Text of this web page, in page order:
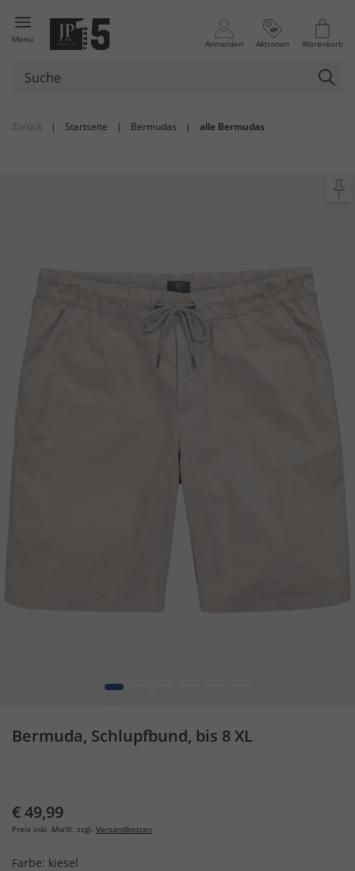
Menü Anmelden Aktionen Warenkorb
Zurück | Startseite | Bermudas | alle Bermudas
1
Bermuda, Schlupfbund, bis 8 XL
€ 49,99
Preis inkl. MwSt. zzgl. Versandkosten
Farbe: kiesel